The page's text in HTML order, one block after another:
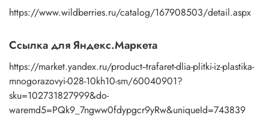
https://www.wildberries.ru/catalog/167908503/detail.aspx
Ссылка для Яндекс.Маркета
https://market.yandex.ru/product--trafaret-dlia-plitki-iz-plastika-
mnogorazovyi-028-10kh10-sm/60040901?
sku=102731827999&do-
waremd5=PQk9_7ngww0fdypgcr9yRw&uniqueId=743839